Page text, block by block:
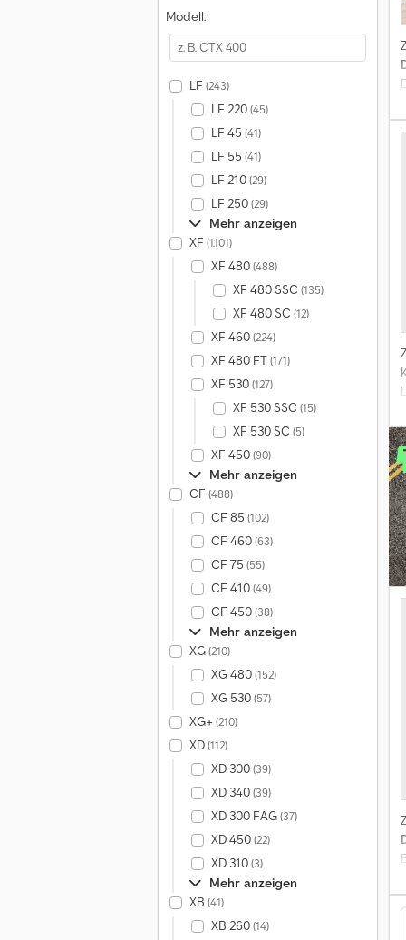
Modell:
LF (243)
LF 220(45)
LF 45 (41)
LF 55 (41)
LF 210(29)
LF 250(29)
Mehr anzeigen
XF (1.101)
XF 480(488)
XF 480 SSC (135)
XF 480 SC (12)
XF 460(224)
XF 480 FT(171)
XF 530(127)
XF 530 SSC (15)
XF 530 SC (5)
XF 450(90)
Mehr anzeigen
CF (488)
CF 85 (102)
CF 460(63)
CF 75 (55)
CF 410(49)
CF 450(38)
Mehr anzeigen
XG(210)
XG 480(152)
XG 530(57)
XG+(210)
XD(112)
XD 300(39)
XD 340(39)
XD 300 FAG(37)
XD 450(22)
XD 310(3)
Mehr anzeigen
XB (41)
XB 260(14)